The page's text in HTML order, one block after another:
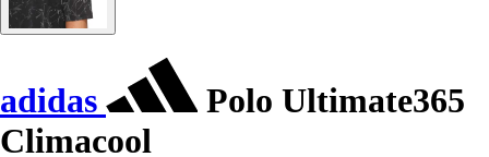
adidas
Polo Ultimate365
Climacool